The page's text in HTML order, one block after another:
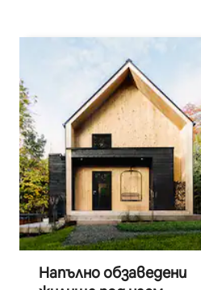
Напълно обзаведени